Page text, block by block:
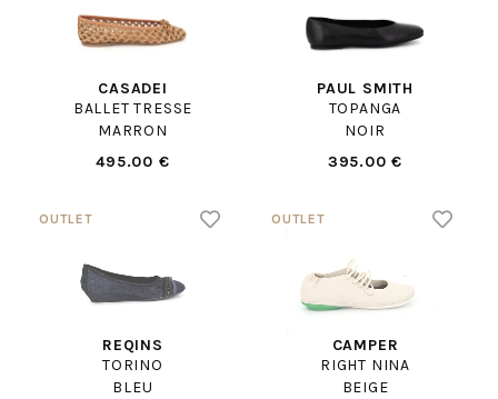
CASADEI
BALLET TRESSE
MARRON
495.00 €
PAUL SMITH
TOPANGA
NOIR
395.00 €
REQINS
TORINO
BLEU
CAMPER
RIGHT NINA
BEIGE